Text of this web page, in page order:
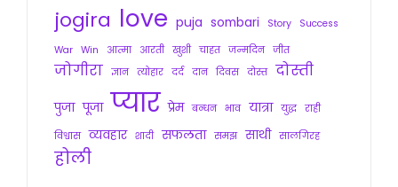
jogira love puja sombari Story
Success
War Win आत्मा आरती खुशी चाहत जन्मदिन जीत
जोगीरा ज्ञान त्योहार दर्द दान दिवस दोस्त दोस्ती
पुजा पूजा प्यार प्रेम बन्धन भाव यात्रा युद्ध राही
विश्वास व्यवहार शादी सफलता समझ साथी सालगिरह
होली